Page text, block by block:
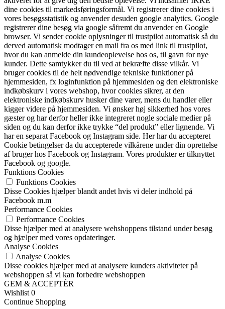
dine cookies til markedsføringsformål. Vi registrerer dine cookies i
vores besøgsstatistik og anvender desuden google analytics. Google
registrerer dine besøg via google såfremt du anvender en Google
browser. Vi sender cookie oplysninger til trustpilot automatisk så du
derved automatisk modtager en mail fra os med link til trustpilot,
hvor du kan anmelde din kundeoplevelse hos os, til gavn for nye
kunder. Dette samtykker du til ved at bekræfte disse vilkår. Vi
bruger cookies til de helt nødvendige tekniske funktioner på
hjemmesiden, fx loginfunktion på hjemmesiden og den elektroniske
indkøbskurv i vores webshop, hvor cookies sikrer, at den
elektroniske indkøbskurv husker dine varer, mens du handler eller
kigger videre på hjemmesiden. Vi ønsker høj sikkerhed hos vores
gæster og har derfor heller ikke integreret nogle sociale medier på
siden og du kan derfor ikke trykke “del produkt” eller lignende. Vi
har en separat Facebook og Instagram side. Her har du accepteret
Cookie betingelser da du accepterede vilkårene under din oprettelse
af bruger hos Facebook og Instagram. Vores produkter er tilknyttet
Facebook og google.
Funktions Cookies
Funktions Cookies
Disse Cookies hjælper blandt andet hvis vi deler indhold på
Facebook m.m
Performance Cookies
Performance Cookies
Disse hjælper med at analysere wehshoppens tilstand under besøg
og hjælper med vores opdateringer.
Analyse Cookies
Analyse Cookies
Disse cookies hjælper med at analysere kunders aktiviteter på
webshoppen så vi kan forbedre webshoppen
GEM & ACCEPTÈR
Wishlist 0
Continue Shopping